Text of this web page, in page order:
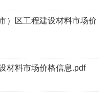
）区工程建设材料市场价
材料市场价格信息.pdf